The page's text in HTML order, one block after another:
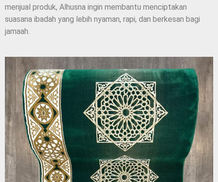
menjual produk, Alhusna ingin membantu menciptakan
suasana ibadah yang lebih nyaman, rapi, dan berkesan bagi
jamaah.